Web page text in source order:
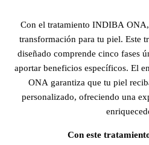
Con el tratamiento INDIBA
transformación para tu piel. Este
diseñado comprende cinco fases
aportar beneficios específicos. El
ONA garantiza que tu piel
personalizado, ofreciendo una
Con este